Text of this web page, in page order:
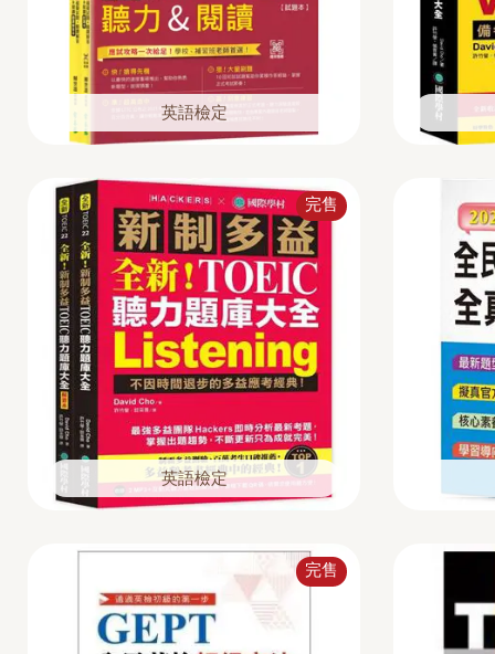
英語檢定
完售
英語檢定
完售